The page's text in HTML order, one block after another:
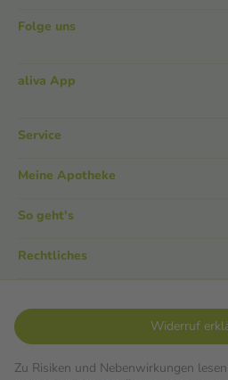
Folge uns
aliva App
Service
Meine Apotheke
So geht's
Rechtliches
Widerruf
Zu Risiken und Nebenwirkungen